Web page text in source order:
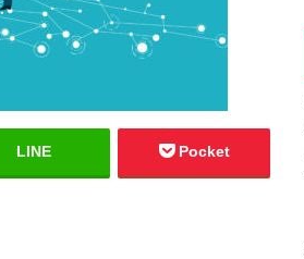
LINE Pocket